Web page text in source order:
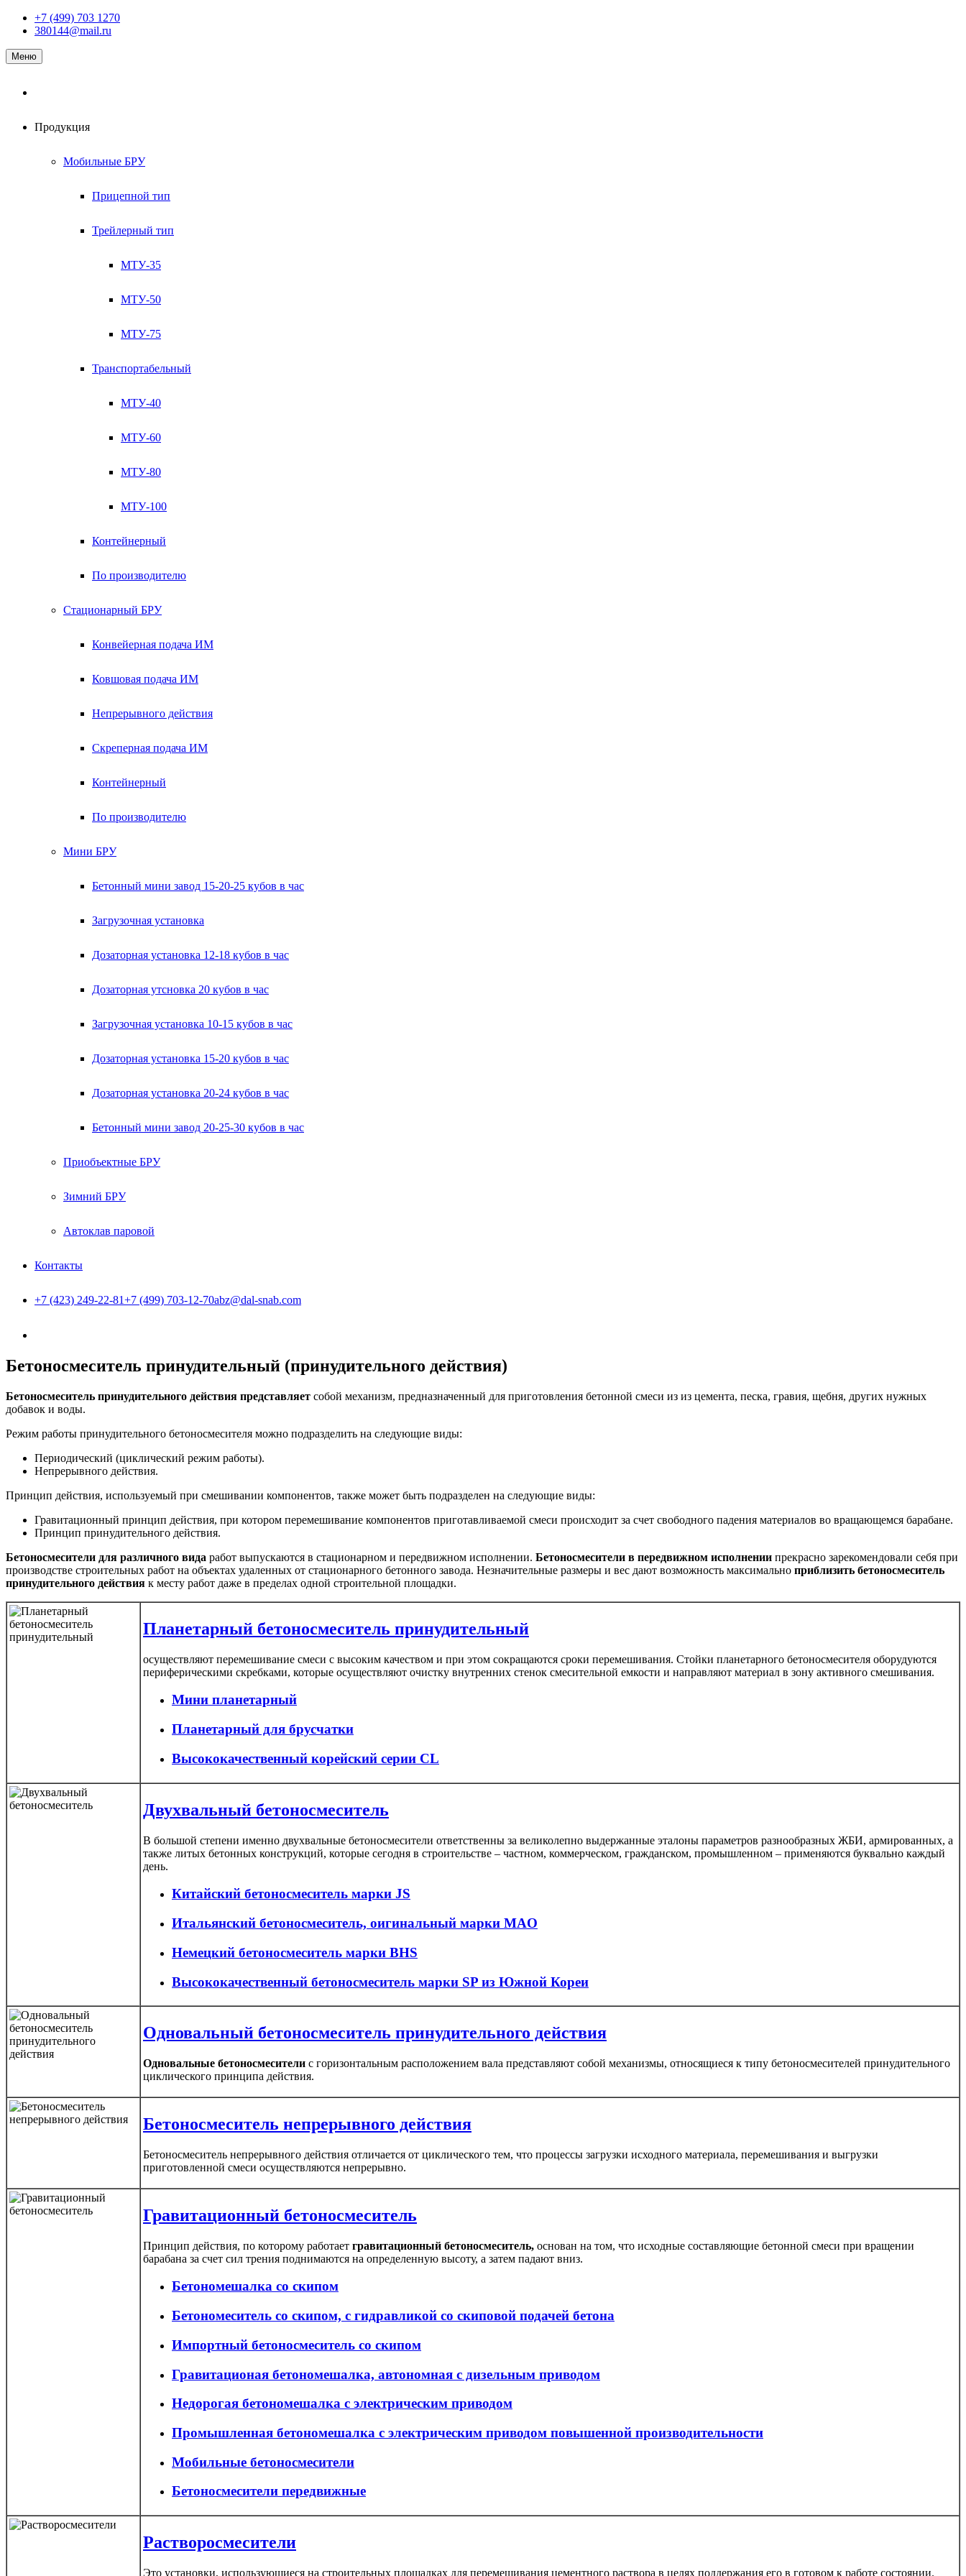
Наверх+7 (499) 703 1270
380144@mail.ru
Меню
Продукция
Мобильные БРУ
Прицепной тип
Трейлерный тип
МТУ-35
МТУ-50
МТУ-75
Транспортабельный
МТУ-40
МТУ-60
МТУ-80
МТУ-100
Контейнерный
По производителю
Стационарный БРУ
Конвейерная подача ИМ
Ковшовая подача ИМ
Непрерывного действия
Скреперная подача ИМ
Контейнерный
По производителю
Мини БРУ
Бетонный мини завод 15-20-25 кубов в час
Загрузочная установка
Дозаторная установка 12-18 кубов в час
Дозаторная утсновка 20 кубов в час
Загрузочная установка 10-15 кубов в час
Дозаторная установка 15-20 кубов в час
Дозаторная установка 20-24 кубов в час
Бетонный мини завод 20-25-30 кубов в час
Приобъектные БРУ
Зимний БРУ
Автоклав паровой
Контакты
+7 (423) 249-22-81+7 (499) 703-12-70abz@dal-snab.com
Бетоносмеситель принудительный (принудительного действия)
Бетоносмеситель принудительного действия представляет собой механизм, предназначенный для приготовления бетонной смеси из из цемента, песка, гравия, щебня, других нужных
добавок и воды.
Режим работы принудительного бетоносмесителя можно подразделить на следующие виды:
Периодический (циклический режим работы).
Непрерывного действия.
Принцип действия, используемый при смешивании компонентов, также может быть подразделен на следующие виды:
Гравитационный принцип действия, при котором перемешивание компонентов приготавливаемой смеси происходит за счет свободного падения материалов во вращающемся барабане.
Принцип принудительного действия.
Бетоносмесители для различного вида работ выпускаются в стационарном и передвижном исполнении. Бетоносмесители в передвижном исполнении прекрасно зарекомендовали себя при
производстве строительных работ на объектах удаленных от стационарного бетонного завода. Незначительные размеры и вес дают возможность максимально приблизить бетоносмеситель
принудительного действия к месту работ даже в пределах одной строительной площадки.
Планетарный бетоносмеситель принудительный
осуществляют перемешивание смеси с высоким качеством и при этом сокращаются сроки перемешивания. Стойки планетарного бетоносмесителя оборудуются
периферическими скребками, которые осуществляют очистку внутренних стенок смесительной емкости и направляют материал в зону активного смешивания.
Мини планетарный
Планетарный для брусчатки
Высококачественный корейский серии CL
Двухвальный бетоносмеситель
В большой степени именно двухвальные бетоносмесители ответственны за великолепно выдержанные эталоны параметров разнообразных ЖБИ, армированных, а
также литых бетонных конструкций, которые сегодня в строительстве – частном, коммерческом, гражданском, промышленном – применяются буквально каждый
день.
Китайский бетоносмеситель марки JS
Итальянский бетоносмеситель, оигинальный марки MAO
Немецкий бетоносмеситель марки BHS
Высококачественный бетоносмеситель марки SP из Южной Кореи
Одновальный бетоносмеситель принудительного действия
Одновальные бетоносмесители с горизонтальным расположением вала представляют собой механизмы, относящиеся к типу бетоносмесителей принудительного
циклического принципа действия.
Бетоносмеситель непрерывного действия
Бетоносмеситель непрерывного действия отличается от циклического тем, что процессы загрузки исходного материала, перемешивания и выгрузки
приготовленной смеси осуществляются непрерывно.
Гравитационный бетоносмеситель
Принцип действия, по которому работает гравитационный бетоносмеситель, основан на том, что исходные составляющие бетонной смеси при вращении
барабана за счет сил трения поднимаются на определенную высоту, а затем падают вниз.
Бетономешалка со скипом
Бетономеситель со скипом, с гидравликой со скиповой подачей бетона
Импортный бетоносмеситель со скипом
Гравитационая бетономешалка, автономная с дизельным приводом
Недорогая бетономешалка с электрическим приводом
Промышленная бетономешалка с электрическим приводом повышенной производительности
Мобильные бетоносмесители
Бетоносмесители передвижные
Растворосмесители
Это установки, использующиеся на строительных площадках для перемешивания цементного раствора в целях поддержания его в готовом к работе состоянии.